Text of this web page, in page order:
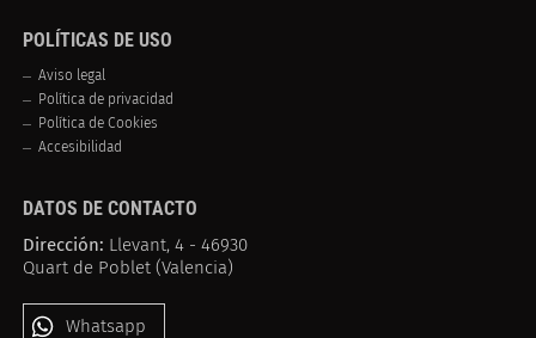
POLÍTICAS DE USO
Aviso legal
Política de privacidad
Política de Cookies
Accesibilidad
DATOS DE CONTACTO
Dirección: Llevant, 4 - 46930
Quart de Poblet (Valencia)
Whatsapp